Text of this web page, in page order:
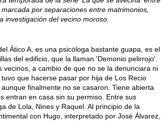
por separaciones entre matrimonios,
investigación del vecino moroso.
Ático A, es una psicóloga bastante guapa, es el
del edificio, que la llaman 'Demonio pelirrojo'.
a cambio de que no se la denunciara ni
que hacerse pasar por hija de Los Recio
finalmente no se casaron. Tiene abierta
entran en casa sin su permiso. Entre sus
de Lola, Nines y Raquel. Al principio de la
con Hugo, interpretado por José Álvarez,